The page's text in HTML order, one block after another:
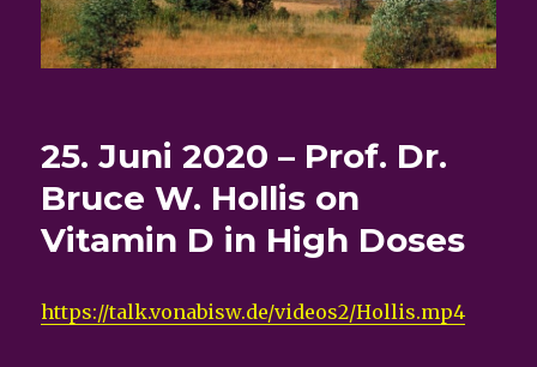
25. Juni 2020 – Prof. Dr.
Bruce W. Hollis on
Vitamin D in High Doses
https://talk.vonabisw.de/videos2/Hollis.mp4